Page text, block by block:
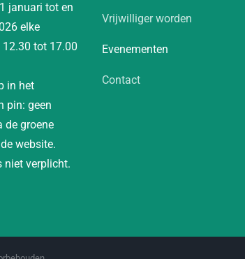
januari tot en
elke
tot 17.00
in het
pin: geen
de groene
website.
niet verplicht.
Vrijwilliger worden
Evenementen
Contact